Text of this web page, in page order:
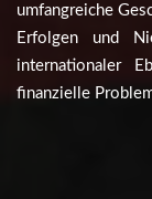
umfangreiche
Erfolgen und
internationaler
finanzielle